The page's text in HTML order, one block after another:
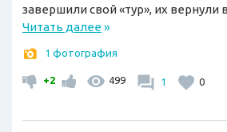
завершили свой «тур», их вернули
Читать далее»
1 фотография
+2 499 1 0